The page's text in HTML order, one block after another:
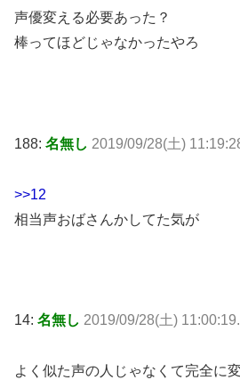
声優変える必要あった？
棒ってほどじゃなかったやろ
188: 名無し 2019/09/28(土)
>>12
相当声おばさんかしてた気が
14: 名無し 2019/09/28(土)
よく似た声の人じゃなくて完全に